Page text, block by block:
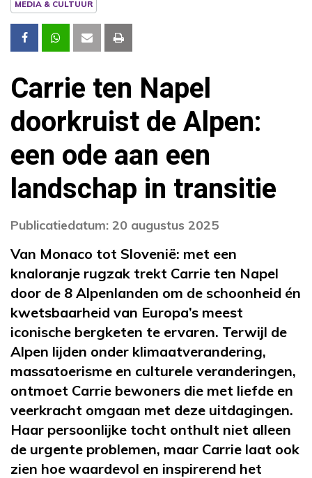
MEDIA & CULTUUR
Carrie ten Napel
doorkruist de Alpen:
een ode aan een
landschap in transitie
Publicatiedatum: 20 augustus 2025
Van Monaco tot Slovenië: met een
knaloranje rugzak trekt Carrie ten Napel
door de 8 Alpenlanden om de schoonheid én
kwetsbaarheid van Europa’s meest
iconische bergketen te ervaren. Terwijl de
Alpen lijden onder klimaatverandering,
massatoerisme en culturele veranderingen,
ontmoet Carrie bewoners die met liefde en
veerkracht omgaan met deze uitdagingen.
Haar persoonlijke tocht onthult niet alleen
de urgente problemen, maar Carrie laat ook
zien hoe waardevol en inspirerend het